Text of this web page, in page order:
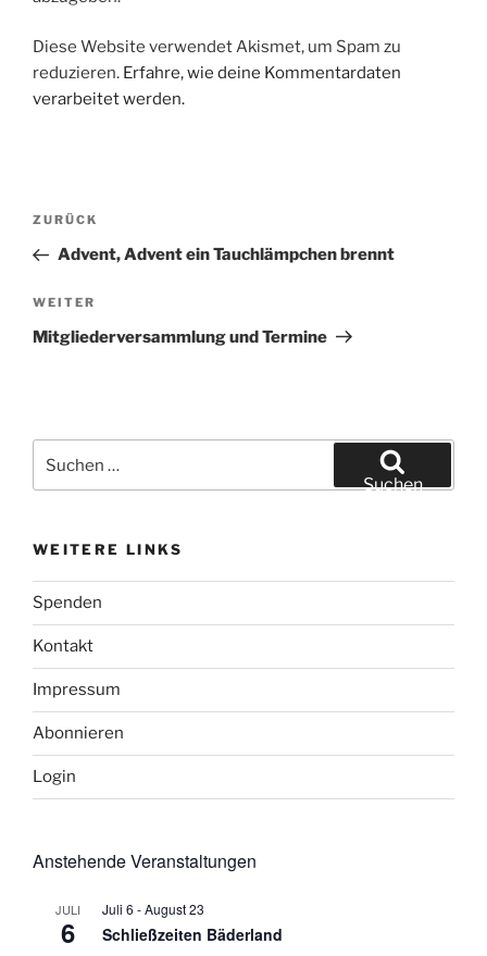
Diese Website verwendet Akismet, um Spam zu
reduzieren. Erfahre, wie deine Kommentardaten
verarbeitet werden.
Beitragsnavigation
Vorheriger
Beitrag
ZURÜCK
Advent, Advent ein Tauchlämpchen brennt
Nächster
Beitrag
WEITER
Mitgliederversammlung und Termine
nach:
Suchen
WEITERE LINKS
Spenden
Kontakt
Impressum
Abonnieren
Login
Anstehende Veranstaltungen
JULI
6
Juli 6 -August 23
Schließzeiten Bäderland